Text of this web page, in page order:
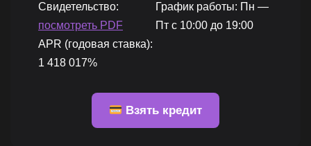
Свидетельство:
посмотреть PDF
APR (годовая ставка):
1 418 017%
График работы: Пн —
Пт с 10:00 до 19:00
Взять кредит